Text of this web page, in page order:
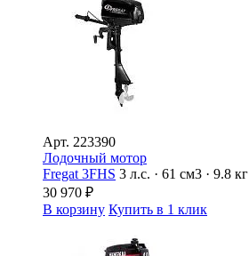
Арт. 223390
Лодочный мотор
Fregat 3FHS 3 л.с. · 61 см3 · 9.8 кг
30 970 ₽
В корзину Купить в 1 клик